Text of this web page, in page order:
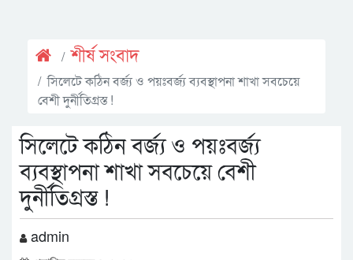
শীর্ষ সংবাদ
সিলেটে কঠিন বর্জ্য ও পয়ঃবর্জ্য ব্যবস্থাপনা শাখা সবচেয়ে
বেশী দুর্নীতিগ্রস্ত !
সিলেটে কঠিন বর্জ্য ও পয়ঃবর্জ্য
ব্যবস্থাপনা শাখা সবচেয়ে বেশী
দুর্নীতিগ্রস্ত !
admin